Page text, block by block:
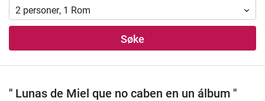
2 personer, 1 Rom
Søke
" Lunas de Miel que no caben en un álbum "